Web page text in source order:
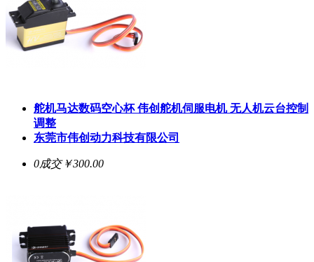
舵机马达数码空心杯 伟创舵机伺服电机 无人机云台控制
调整
东莞市伟创动力科技有限公司
0成交￥300.00